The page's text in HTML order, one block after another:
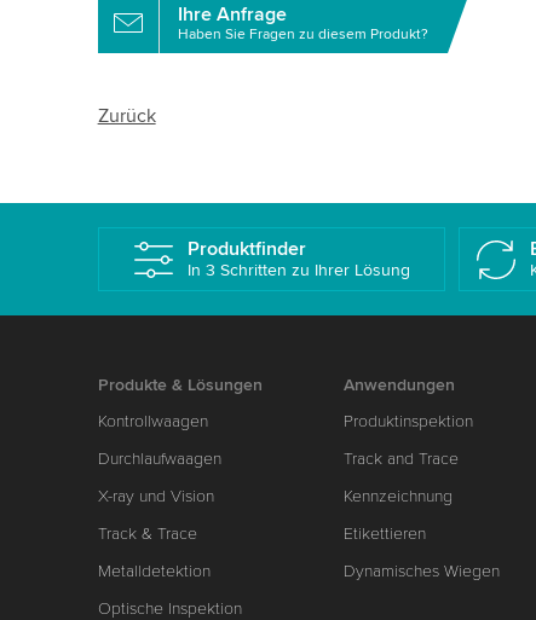
Ihre Anfrage
Haben Sie Fragen zu diesem Produkt?
Zurück
Produktfinder
In 3 Schritten zu Ihrer Lösung
Produkte & Lösungen
Kontrollwaagen
Durchlaufwaagen
X-ray und Vision
Track & Trace
Metalldetektion
Optische Inspektion
Anwendungen
Produktinspektion
Track and Trace
Kennzeichnung
Etikettieren
Dynamisches Wiegen